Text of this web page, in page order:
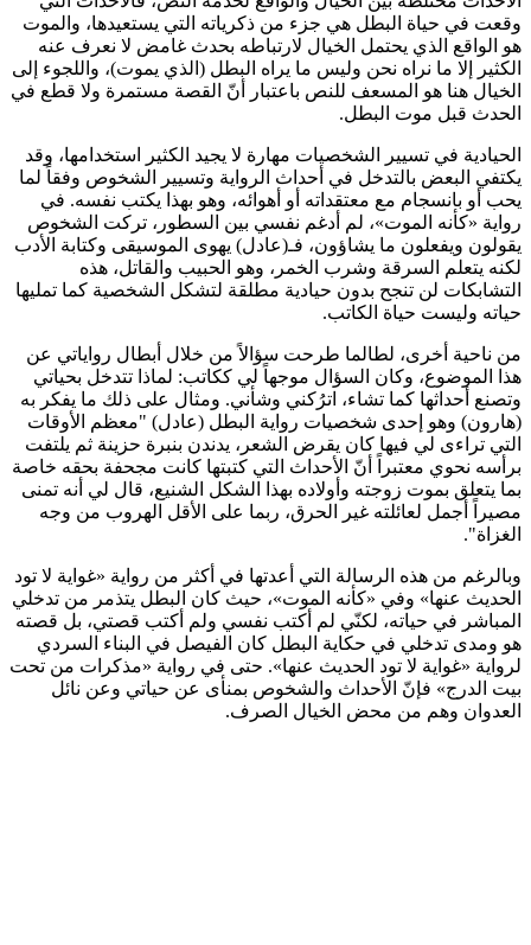
وقعت في حياة البطل هي جزء من ذكرياته التي يستعيدها، والموت
هو الواقع الذي يحتمل الخيال لارتباطه بحدث غامض لا نعرف عنه
الكثير إلا ما نراه نحن وليس ما يراه البطل (الذي يموت)، واللجوء إلى
الخيال هنا هو المسعف للنص باعتبار أنّ القصة مستمرة ولا قطع في
الحدث قبل موت البطل.
الحيادية في تسيير الشخصيات مهارة لا يجيد الكثير استخدامها، وقد
يكتفي البعض بالتدخل في أحداث الرواية وتسيير الشخوص وفقاً لما
يحب أو بانسجام مع معتقداته أو أهوائه، وهو بهذا يكتب نفسه. في
رواية «كأنه الموت»، لم أدغم نفسي بين السطور، تركت الشخوص
يقولون ويفعلون ما يشاؤون، فـ(عادل) يهوى الموسيقى وكتابة الأدب
لكنه يتعلم السرقة وشرب الخمر، وهو الحبيب والقاتل، هذه
التشابكات لن تنجح بدون حيادية مطلقة لتشكل الشخصية كما تمليها
حياته وليست حياة الكاتب.
من ناحية أخرى، لطالما طرحت سؤالاً من خلال أبطال رواياتي عن
هذا الموضوع، وكان السؤال موجهاً لي ككاتب: لماذا تتدخل بحياتي
وتصنع أحداثها كما تشاء، اترُكني وشأني. ومثال على ذلك ما يفكر به
(هارون) وهو إحدى شخصيات رواية البطل (عادل) "معظم الأوقات
التي تراءى لي فيها كان يقرض الشعر، يدندن بنبرة حزينة ثم يلتفت
برأسه نحوي معتبراً أنّ الأحداث التي كتبتها كانت مجحفة بحقه خاصة
بما يتعلق بموت زوجته وأولاده بهذا الشكل الشنيع، قال لي أنه تمنى
مصيراً أجمل لعائلته غير الحرق، ربما على الأقل الهروب من وجه
الغزاة".
وبالرغم من هذه الرسالة التي أعدتها في أكثر من رواية «غواية لا تود
الحديث عنها» وفي «كأنه الموت»، حيث كان البطل يتذمر من تدخلي
المباشر في حياته، لكنّي لم أكتب نفسي ولم أكتب قصتي، بل قصته
هو ومدى تدخلي في حكاية البطل كان الفيصل في البناء السردي
لرواية «غواية لا تود الحديث عنها». حتى في رواية «مذكرات من تحت
بيت الدرج» فإنّ الأحداث والشخوص بمنأى عن حياتي وعن نائل
العدوان وهم من محض الخيال الصرف.